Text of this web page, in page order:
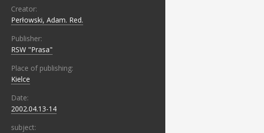
Creator:
Perłowski, Adam. Red.
Publisher:
RSW "Prasa"
Place of publishing:
Kielce
Date:
2002.04.13-14
subject: